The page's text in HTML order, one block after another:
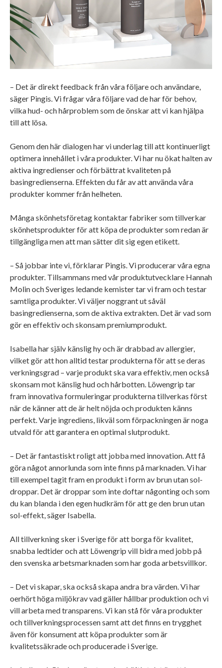
– Det är direkt feedback från våra följare och användare,
säger Pingis. Vi frågar våra följare vad de har för behov,
vilka hud- och hårproblem som de önskar att vi kan hjälpa
till att lösa.
Genom den här dialogen har vi underlag till att kontinuerligt
optimera innehållet i våra produkter. Vi har nu ökat halten av
aktiva ingredienser och förbättrat kvaliteten på
basingredienserna. Effekten du får av att använda våra
produkter kommer från helheten.
Många skönhetsföretag kontaktar fabriker som tillverkar
skönhetsprodukter för att köpa de produkter som redan är
tillgängliga men att man sätter dit sig egen etikett.
– Så jobbar inte vi, förklarar Pingis. Vi producerar våra egna
produkter. Tillsammans med vår produktutvecklare Hannah
Molin och Sveriges ledande kemister tar vi fram och testar
samtliga produkter. Vi väljer noggrant ut såväl
basingredienserna, som de aktiva extrakten. Det är vad som
gör en effektiv och skonsam premiumprodukt.
Isabella har själv känslig hy och är drabbad av allergier,
vilket gör att hon alltid testar produkterna för att se deras
verkningsgrad – varje produkt ska vara effektiv, men också
skonsam mot känslig hud och hårbotten. Löwengrip tar
fram innovativa formuleringar produkterna tillverkas först
när de känner att de är helt nöjda och produkten känns
perfekt. Varje ingrediens, likväl som förpackningen är noga
utvald för att garantera en optimal slutprodukt.
– Det är fantastiskt roligt att jobba med innovation. Att få
göra något annorlunda som inte finns på marknaden. Vi har
till exempel tagit fram en produkt i form av brun utan sol-
droppar. Det är droppar som inte doftar någonting och som
du kan blanda i den egen hudkräm för att ge den brun utan
sol-effekt, säger Isabella.
All tillverkning sker i Sverige för att borga för kvalitet,
snabba ledtider och att Löwengrip vill bidra med jobb på
den svenska arbetsmarknaden som har goda arbetsvillkor.
– Det vi skapar, ska också skapa andra bra värden. Vi har
oerhört höga miljökrav vad gäller hållbar produktion och vi
vill arbeta med transparens. Vi kan stå för våra produkter
och tillverkningsprocessen samt att det finns en trygghet
även för konsument att köpa produkter som är
kvalitetssäkrade och producerade i Sverige.